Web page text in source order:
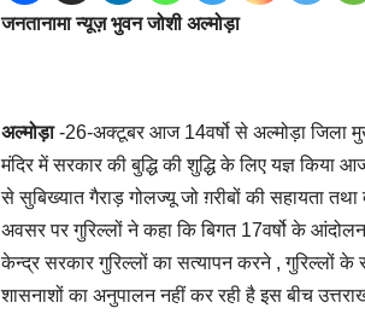
जनतानामा न्यूज़ भुवन जोशी अल्मोड़ा
अल्मोड़ा-26-अक्टूबर आज 14वर्षो से अल्मोड़ा जिला
मंदिर में सरकार की बुद्धि की शुद्धि के लिए यज्ञ
से सुबिख्यात गैराड़ गोलज्यू जो ग़रीबों की सहायता
अवसर पर गुरिल्लों ने कहा कि बिगत 17वर्षो के
केन्द्र सरकार गुरिल्लों का सत्यापन करने , गुरिल्लों के
शासनाशों का अनुपालन नहीं कर रही है इस बीच